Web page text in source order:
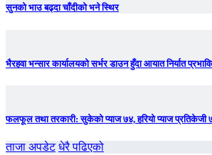
सुनको भाउ बढ्दा चाँदीकाे भने स्थिर
भैरहवा भन्सार कार्यालयको सर्भर डाउन हुँदा आयात निर्यात
फलफूल तथा तरकारी: सुकेको प्याज ७४, हरियो प्याज प्रतिकेजी
ताजा अपडेट धेरै पढिएको